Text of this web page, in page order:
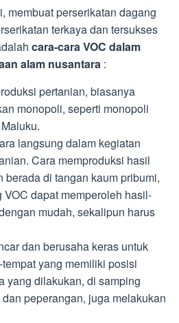
membuat perserikatan dagang
terkaya dan tersukses
cara-cara VOC dalam
alam nusantara :
pertanian, biasanya
monopoli, seperti monopoli
langsung dalam kegiatan
Cara memproduksi hasil
berada di tangan kaum pribumi,
dapat memperoleh hasil-
mudah, sekalipun harus
dan berusaha keras untuk
yang memiliki posisi
yang dilakukan, di samping
peperangan, juga melakukan